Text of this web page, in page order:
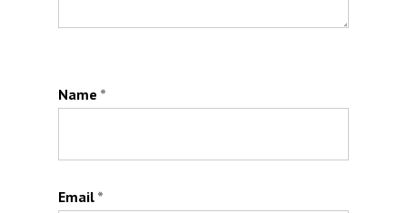
Name *
Email *